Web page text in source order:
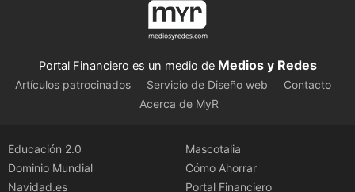
Portal Financiero es un medio de Medios y Redes
Artículos patrocinados Servicio de Diseño web
Contacto
Acerca de MyR
Educación 2.0
Dominio Mundial
Navidad.es
Mascotalia
Cómo Ahorrar
Portal Financiero